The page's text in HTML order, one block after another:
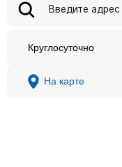
Круглосуточно
На карте